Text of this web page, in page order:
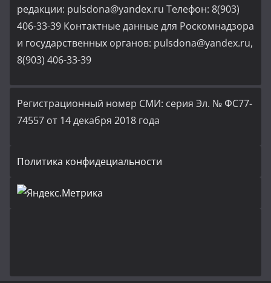
редакции: pulsdona@yandex.ru Телефон: 8(903)
406-33-39 Контактные данные для Роскомнадзора
и государственных органов: pulsdona@yandex.ru,
8(903) 406-33-39
Регистрационный номер СМИ: серия Эл. № ФС77-
74557 от 14 декабря 2018 года
Политика конфидециальности